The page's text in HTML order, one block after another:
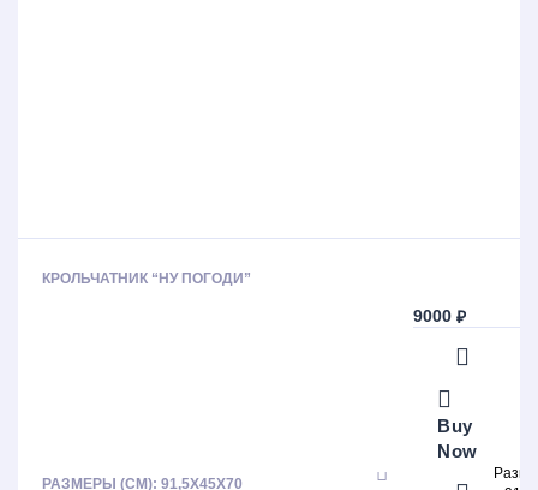
КРОЛЬЧАТНИК “НУ ПОГОДИ”
РАЗМЕРЫ (СМ): 91,5Х45Х70
9000₽
Buy
Now